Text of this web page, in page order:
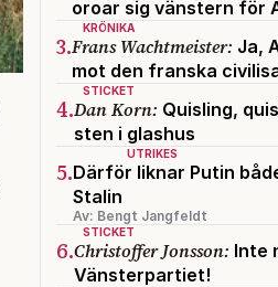
oroar sig vänstern för
KRÖNIKA
3.Frans Wachtmeister: Ja,
mot den franska
STICKET
4.Dan Korn: Quisling,
sten i glashus
UTRIKES
5.Därför liknar Putin
Stalin
Av: Bengt Jangfeldt
STICKET
6.Christoffer Jonsson: Inte
Vänsterpartiet!